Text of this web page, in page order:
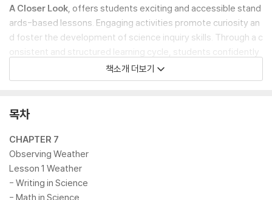
A Closer Look, offers students exciting and accessible stand
ards-based lessons. Engaging activities promote curiosity an
d foster the development of science inquiry skills. Through a c
onsistent and structured learning cycle, students confidently
build upon their experiences to develop a lifelong understandi
ng of science concepts.
책소개 더보기
목차
CHAPTER 7
Observing Weather
Lesson 1 Weather
- Writing in Science
- Math in Science